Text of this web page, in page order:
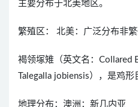
主要分布于北美地区。
繁殖区： 北美：广泛分布非
褐领塚雉（英文名：Collared
Talegalla jobiensis），是鸡
地理分布：澳洲：新几内亚